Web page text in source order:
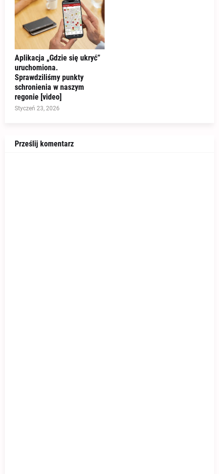
Aplikacja „Gdzie się ukryć”
uruchomiona.
Sprawdziliśmy punkty
schronienia w naszym
regonie [video]
Styczeń 23, 2026
Prześlij komentarz